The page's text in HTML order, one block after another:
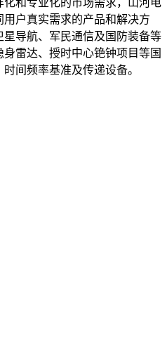
和专业化的市场需求，山河电
户真实需求的产品和解决方
导航、军民通信及国防装备等
雷达、授时中心铯钟项目等国
间频率基准及传递设备。